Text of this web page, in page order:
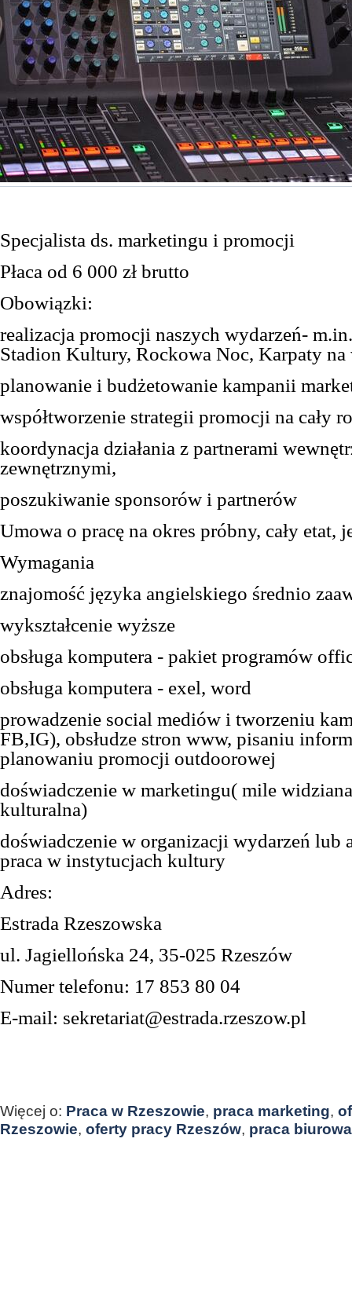
Specjalista ds. marketingu i promocji
Płaca od 6 000 zł brutto
Obowiązki:
realizacja promocji naszych wydarzeń-
Stadion Kultury, Rockowa Noc, Karpaty
planowanie i budżetowanie kampanii
współtworzenie strategii promocji na cały
koordynacja działania z partnerami
zewnętrznymi,
poszukiwanie sponsorów i partnerów
Umowa o pracę na okres próbny, cały etat,
Wymagania
znajomość języka angielskiego średnio
wykształcenie wyższe
obsługa komputera - pakiet programów
obsługa komputera - exel, word
prowadzenie social mediów i tworzeniu
FB,IG), obsłudze stron www, pisaniu
planowaniu promocji outdoorowej
doświadczenie w marketingu( mile
kulturalna)
doświadczenie w organizacji wydarzeń lub
praca w instytucjach kultury
Adres:
Estrada Rzeszowska
ul. Jagiellońska 24, 35-025 Rzeszów
Numer telefonu: 17 853 80 04
E-mail: sekretariat@estrada.rzeszow.pl
Więcej o: Praca w Rzeszowie, praca marketing,
Rzeszowie, oferty pracy Rzeszów, praca biurowa